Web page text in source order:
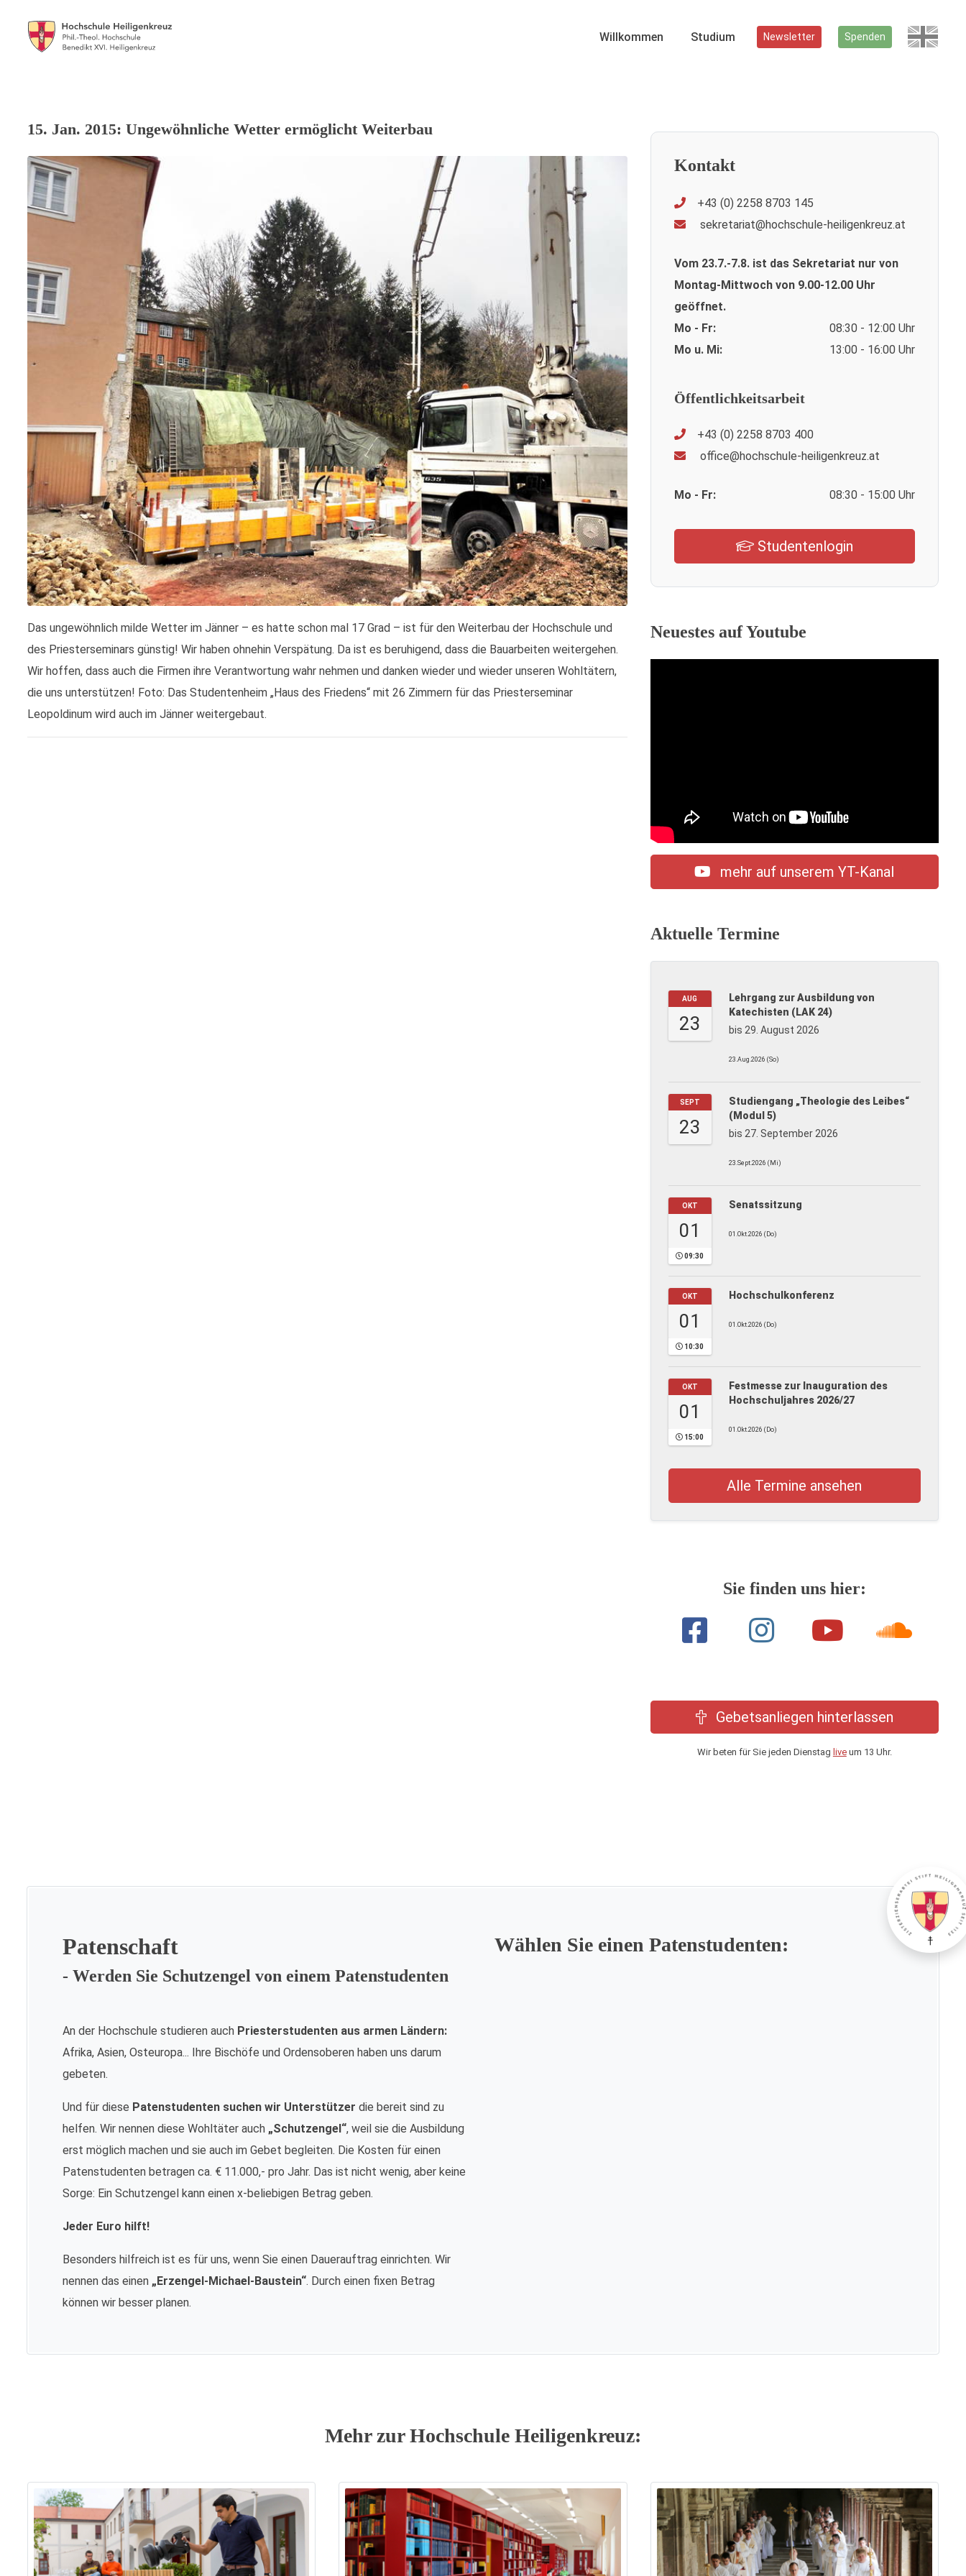
Willkommen Studium Newsletter Spenden
15. Jan. 2015: Ungewöhnliche Wetter ermöglicht Weiterbau
Das ungewöhnlich milde Wetter im Jänner – es hatte schon mal 17 Grad – ist für den Weiterbau der Hochschule und
des Priesterseminars günstig! Wir haben ohnehin Verspätung. Da ist es beruhigend, dass die Bauarbeiten weitergehen.
Wir hoffen, dass auch die Firmen ihre Verantwortung wahr nehmen und danken wieder und wieder unseren Wohltätern,
die uns unterstützen! Foto: Das Studentenheim „Haus des Friedens“ mit 26 Zimmern für das Priesterseminar
Leopoldinum wird auch im Jänner weitergebaut.
Kontakt
+43 (0) 2258 8703 145
sekretariat@hochschule-heiligenkreuz.at
Vom 23.7.-7.8. ist das Sekretariat nur von
Montag-Mittwoch von 9.00-12.00 Uhr
geöffnet.
Mo - Fr:
08:30 - 12:00 Uhr
Mo u. Mi:
13:00 - 16:00 Uhr
Öffentlichkeitsarbeit
+43 (0) 2258 8703 400
office@hochschule-heiligenkreuz.at
Mo - Fr: 08:30 - 15:00 Uhr
Studentenlogin
Neuestes auf Youtube
mehr auf unserem YT-Kanal
Aktuelle Termine
AUG
23
Lehrgang zur Ausbildung von
Katechisten (LAK 24)
bis 29. August 2026
23.Aug.2026 (So)
SEPT
23
Studiengang „Theologie des Leibes“
(Modul 5)
bis 27. September 2026
23.Sept.2026 (Mi)
OKT
01
09:30
Senatssitzung
01.Okt.2026 (Do)
OKT
01
10:30
Hochschulkonferenz
01.Okt.2026 (Do)
OKT
01
15:00
Festmesse zur Inauguration des
Hochschuljahres 2026/27
01.Okt.2026 (Do)
Alle Termine ansehen
Sie finden uns hier:
Gebetsanliegen hinterlassen
Wir beten für Sie jeden Dienstag liveum 13 Uhr.
Patenschaft
- Werden Sie Schutzengel von einem Patenstudenten
An der Hochschule studieren auch Priesterstudenten aus armen Ländern:
Afrika, Asien, Osteuropa... Ihre Bischöfe und Ordensoberen haben uns darum
gebeten.
Und für diese Patenstudenten suchen wir Unterstützer die bereit sind zu
helfen. Wir nennen diese Wohltäter auch „Schutzengel“, weil sie die Ausbildung
erst möglich machen und sie auch im Gebet begleiten. Die Kosten für einen
Patenstudenten betragen ca. € 11.000,- pro Jahr. Das ist nicht wenig, aber keine
Sorge: Ein Schutzengel kann einen x-beliebigen Betrag geben.
Jeder Euro hilft!
Besonders hilfreich ist es für uns, wenn Sie einen Dauerauftrag einrichten. Wir
nennen das einen „Erzengel-Michael-Baustein“. Durch einen fixen Betrag
können wir besser planen.
Wählen Sie einen Patenstudenten:
Mehr zur Hochschule Heiligenkreuz: